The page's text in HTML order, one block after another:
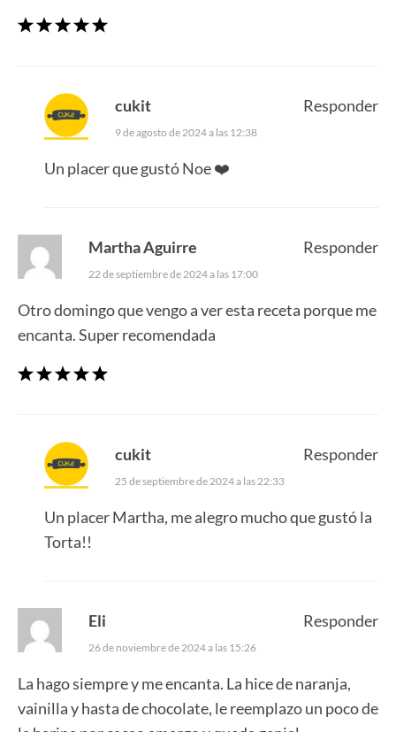
cukit
9 de agosto de 2024 a las 12:38
Un placer que gustó Noe ❤️
Responder
Martha Aguirre
22 de septiembre de 2024 a las 17:00
Otro domingo que vengo a ver esta receta porque me
encanta. Super recomendada
Responder
cukit
25 de septiembre de 2024 a las 22:33
Un placer Martha, me alegro mucho que gustó la
Torta!!
Responder
Eli
26 de noviembre de 2024 a las 15:26
La hago siempre y me encanta. La hice de naranja,
vainilla y hasta de chocolate, le reemplazo un poco de
Responder